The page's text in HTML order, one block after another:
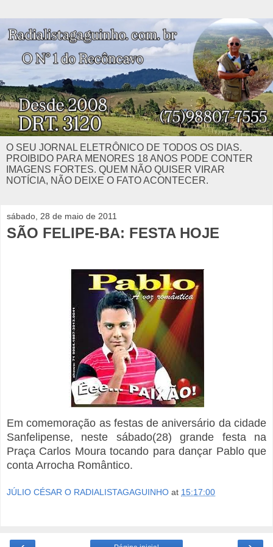
O SEU JORNAL ELETRÔNICO DE TODOS OS DIAS.
PROIBIDO PARA MENORES 18 ANOS PODE CONTER
IMAGENS FORTES. QUEM NÃO QUISER VIRAR
NOTÍCIA, NÃO DEIXE O FATO ACONTECER.
sábado, 28 de maio de 2011
SÃO FELIPE-BA: FESTA HOJE
Em comemoração as festas de aniversário da cidade
Sanfelipense, neste sábado(28) grande festa na
Praça Carlos Moura tocando para dançar Pablo que
conta Arrocha Romântico.
JÚLIO CÉSAR O RADIALISTAGAGUINHO at 15:17:00